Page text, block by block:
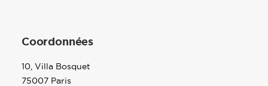
Coordonnées
10, Villa Bosquet
75007 Paris